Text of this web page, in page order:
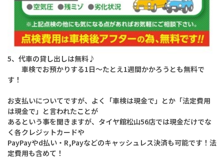
5、代車の貸し出しは無料♪
車検でお預かりする1日～たとえ1週間かかろうとも無料で
す！
お支払いについてですが、よく「車検は現金で」とか「法定費用
は現金で」と言われたことが
あるという事を聞きますが、タイヤ館松山56店では現金だけでな
く各クレジットカードや
PayPayやd払い・R,Payなどのキャッシュレス決済も可能です！法
定費用も含めて！